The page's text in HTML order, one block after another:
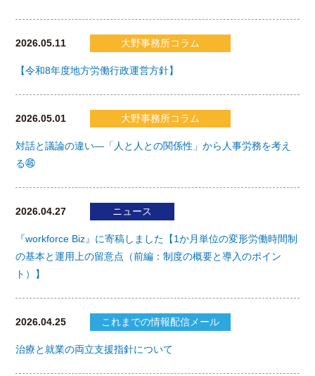
2026.05.11 大野事務所コラム
【令和8年度地方労働行政運営方針】
2026.05.01 大野事務所コラム
対話と議論の違い―「人と人との関係性」から人事労務を考え
る㊻
2026.04.27 ニュース
『workforce Biz』に寄稿しました【1か月単位の変形労働時間制
の基本と運用上の留意点（前編：制度の概要と導入のポイン
ト）】
2026.04.25 これまでの情報配信メール
治療と就業の両立支援指針について